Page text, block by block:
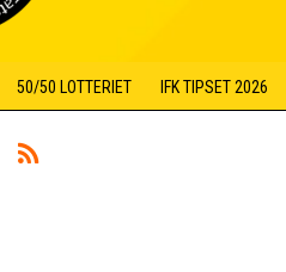
50/50 LOTTERIET IFK TIPSET 2026